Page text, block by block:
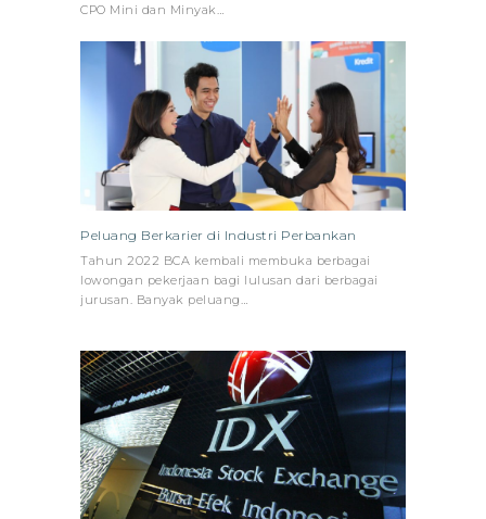
CPO Mini dan Minyak…
Peluang Berkarier di Industri Perbankan
Tahun 2022 BCA kembali membuka berbagai
lowongan pekerjaan bagi lulusan dari berbagai
jurusan. Banyak peluang…